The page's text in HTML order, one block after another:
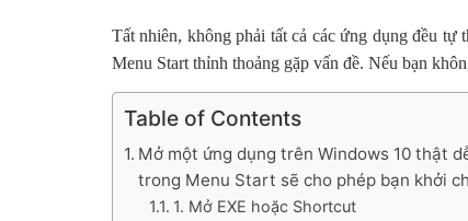
Tất nhiên, không phải tất cả các ứng dụng đều
Menu Start thỉnh thoảng gặp vấn đề. Nếu bạn
Table of Contents
Mở một ứng dụng trên Windows 10 thật
trong Menu Start sẽ cho phép bạn khởi
1. Mở EXE hoặc Shortcut